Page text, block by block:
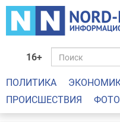
16+
ПОЛИТИКА
ПРОИСШЕСТВИЯ